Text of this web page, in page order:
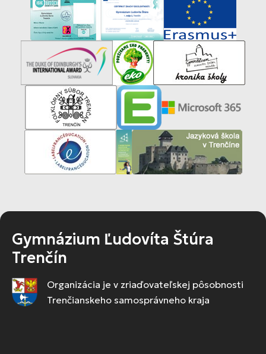
Gymnázium Ľudovíta Štúra
Trenčín
Organizácia je v zriaďovateľskej pôsobnosti
Trenčianskeho samosprávneho kraja